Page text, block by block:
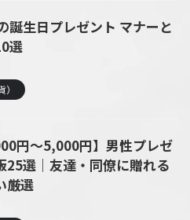
誕生日プレゼント マナーと
選
円〜5,000円】男性プレゼ
25選｜友達・同僚に贈れる
厳選